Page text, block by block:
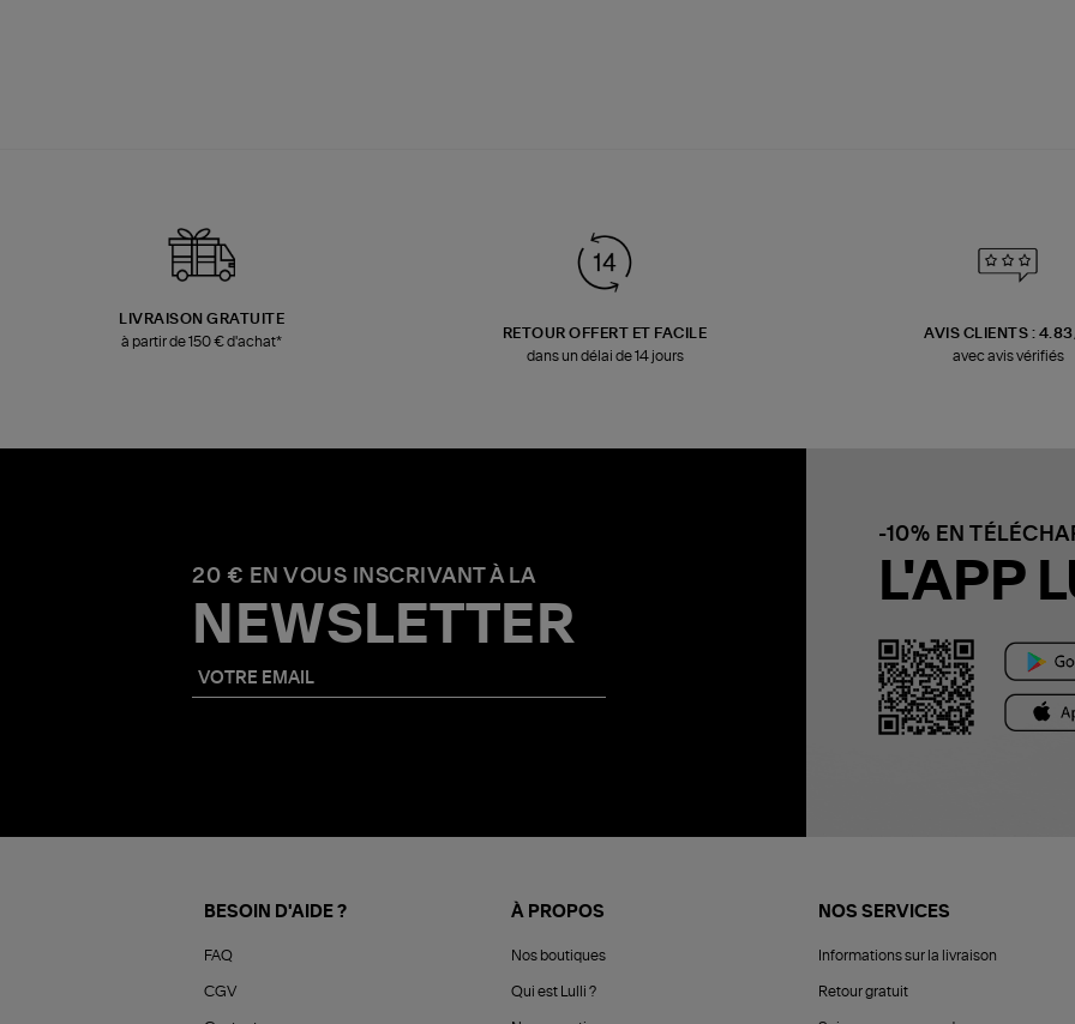
LIVRAISON GRATUITE
à partir de 150 € d'achat*
RETOUR OFFERT ET FACILE
dans un délai de 14 jours
AVIS CLIENTS :
avec avis vérifiés
20 € EN VOUS INSCRIVANT À LA
NEWSLETTER
-10% EN
L'APP
BESOIN D'AIDE ?
FAQ
CGV
À PROPOS
Nos boutiques
Qui est Lulli ?
NOS SERVICES
Informations sur la livraison
Retour gratuit